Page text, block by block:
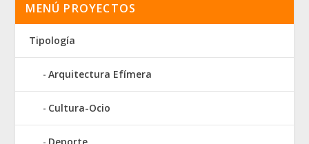
MENÚ PROYECTOS
Tipología
Arquitectura Efímera
Cultura-Ocio